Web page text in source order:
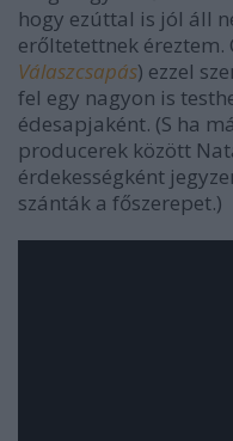
hogy ezúttal is jól áll
erőltetettnek éreztem.
Válaszcsapás) ezzel
fel egy nagyon is
édesapjaként. (S ha
producerek között
érdekességként
szánták a főszerepet.)